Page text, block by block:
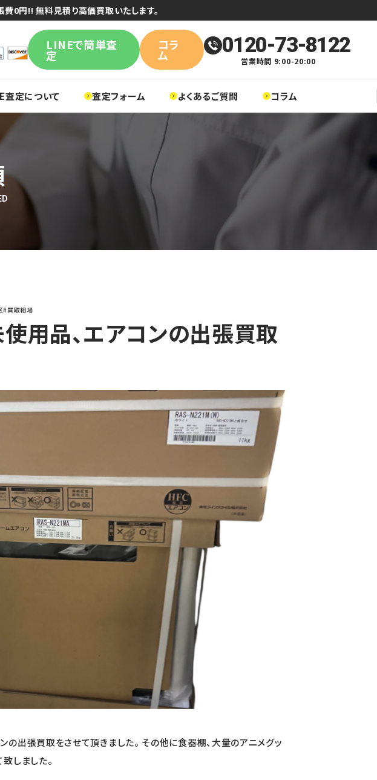
0円!! 無料見積り高価買取いたします。
LINEで簡単査
定
コラ
ム 0120-73-8122
営業時間 9:00-20:00
査定について 査定フォーム よくあるご質問 コラム
#買取相場
用品、エアコンの出張買取
出張買取をさせて頂きました。 その他に食器棚、大量のアニメグッ
しました。